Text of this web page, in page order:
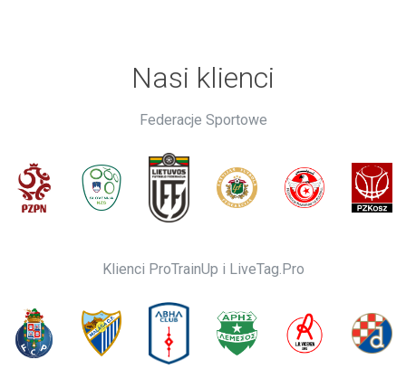
Nasi klienci
Federacje Sportowe
Klienci ProTrainUp i LiveTag.Pro